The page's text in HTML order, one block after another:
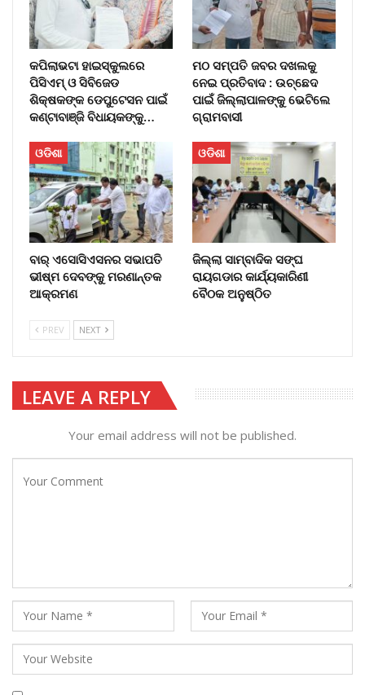
କପିଲାଭଟା ହାଇସ୍କୁଲରେ
ପିସିଏମ୍ ଓ ସିବିଜେଡ
ଶିକ୍ଷକଙ୍କ ଡେପୁଟେସନ ପାଇଁ
କଣ୍ଟାବାଞ୍ଜି ବିଧାୟକଙ୍କୁ…
ମଠ ସମ୍ପତି ଜବର ଦଖଲକୁ
ନେଇ ପ୍ରତିବାଦ : ଉଚ୍ଛେଦ
ପାଇଁ ଜିଲ୍ଲାପାଳଙ୍କୁ ଭେଟିଲେ
ଗ୍ରାମବାସୀ
ଓଡିଶା
ବାର୍‌ ଏସୋସିଏସନର ସଭାପତି
ଭୀଷ୍ମ ଦେବଙ୍କୁ ମରଣାନ୍ତକ
ଆକ୍ରମଣ
ଓଡିଶା
ଜିଲ୍ଲା ସାମ୍ବାଦିକ ସଙ୍ଘ
ରାୟଗଡାର କାର୍ଯ୍ୟକାରିଣୀ
ବୈଠକ ଅନୁଷ୍ଠିତ
PREV NEXT
LEAVE A REPLY
Your email address will not be published.